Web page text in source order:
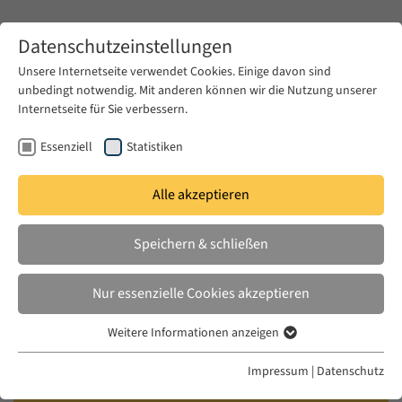
Zum Hauptinhalt springen
BINER, ZERRIN ÖZLEM
States of Dispossession: Violence
and Precarious Coexistence in
Southeast Turkey
University of Pennsylvania Press, 2020
Datenschutzeinstellungen
Unsere Internetseite verwendet Cookies. Einige davon sind
unbedingt notwendig. Mit anderen können wir die Nutzung unserer
Internetseite für Sie verbessern.
Essenziell Statistiken
Alle akzeptieren
Speichern & schließen
Nur essenzielle Cookies akzeptieren
Essenzielle Cookies werden für grundlegende Funktionen der
Weitere Informationen anzeigen
Impressum | Datenschutz